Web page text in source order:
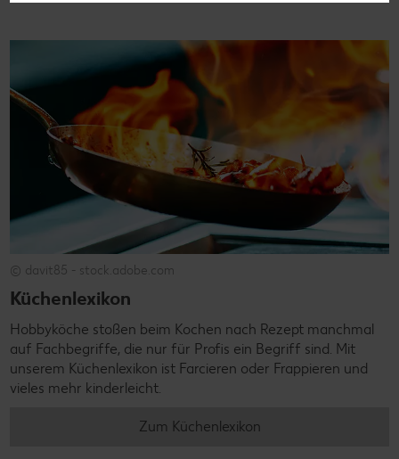
© davit85 - stock.adobe.com
Küchenlexikon
Hobbyköche stoßen beim Kochen nach Rezept manchmal
auf Fachbegriffe, die nur für Profis ein Begriff sind. Mit
unserem Küchenlexikon ist Farcieren oder Frappieren und
vieles mehr kinderleicht.
Zum Küchenlexikon